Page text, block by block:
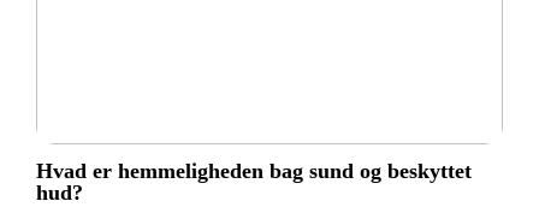
Hvad er hemmeligheden bag sund og beskyttet
hud?